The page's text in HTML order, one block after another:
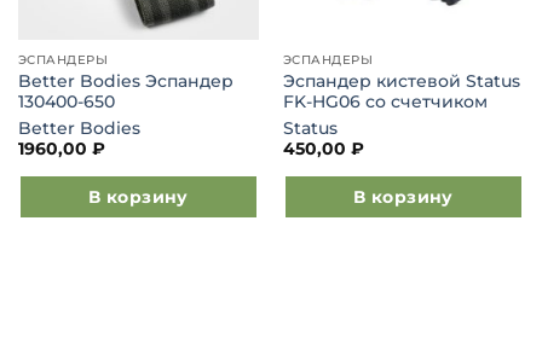
ЭСПАНДЕРЫ
Better Bodies Эспандер
130400-650
Better Bodies
1960,00 ₽
В корзину
ЭСПАНДЕРЫ
Эспандер кистевой Status
FK-HG06 со счетчиком
Status
450,00 ₽
В корзину